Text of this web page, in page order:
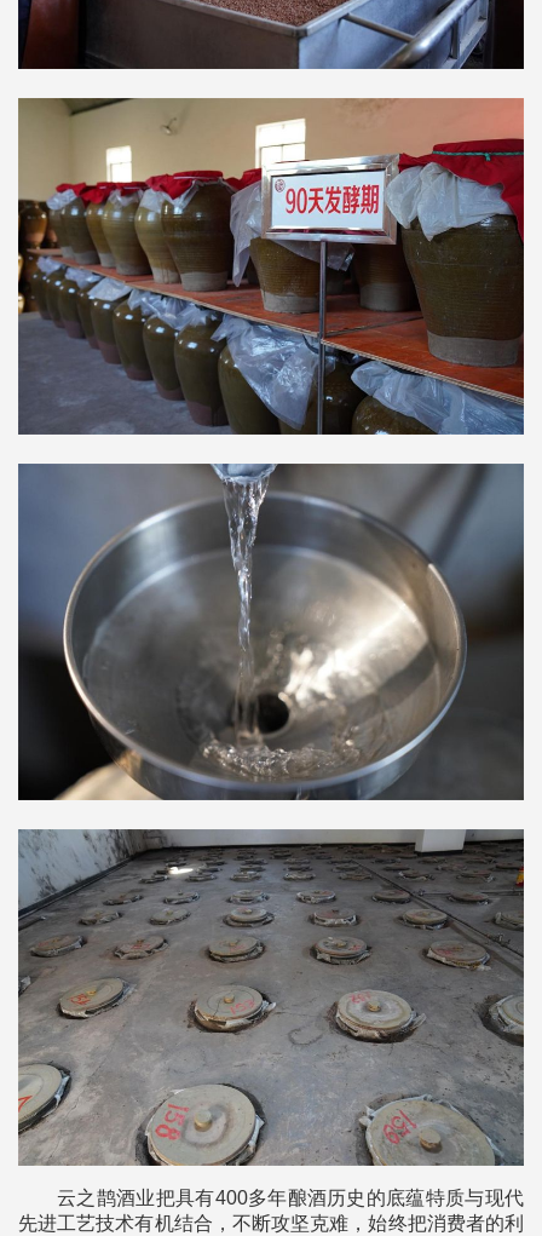
云之鹊酒业把具有400多年酿酒历史的底蕴特质与现代
先进工艺技术有机结合，不断攻坚克难，始终把消费者的利